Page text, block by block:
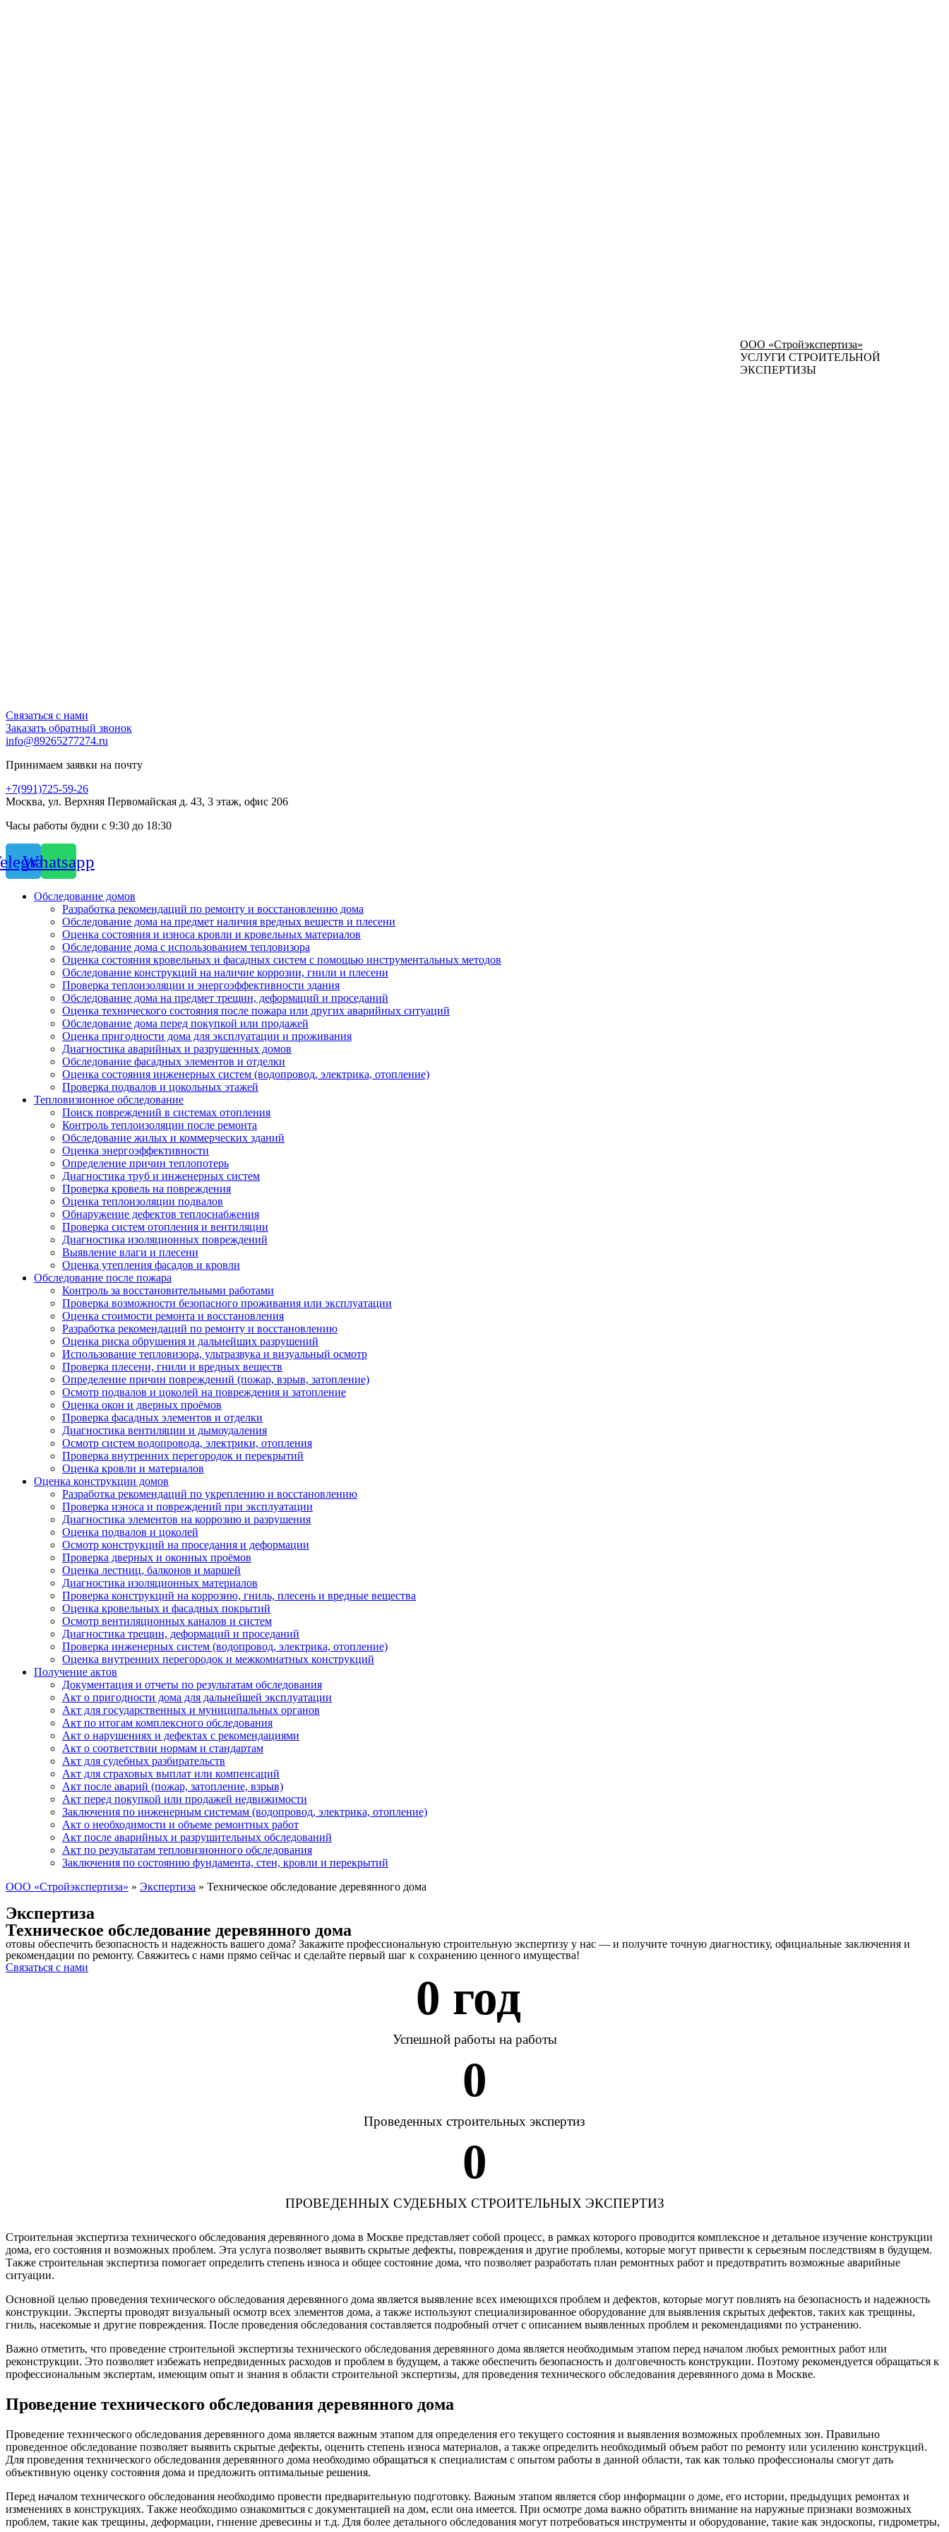
ООО «Стройэкспертиза»
УСЛУГИ СТРОИТЕЛЬНОЙ
ЭКСПЕРТИЗЫ
Связаться с нами
Заказать обратный звонок
info@89265277274.ru
Принимаем заявки на почту
+7(991)725-59-26
Москва, ул. Верхняя Первомайская д. 43, 3 этаж, офис 206
Часы работы будни с 9:30 до 18:30
Whatsapp
Обследование домов
Разработка рекомендаций по ремонту и восстановлению дома
Обследование дома на предмет наличия вредных веществ и плесени
Оценка состояния и износа кровли и кровельных материалов
Обследование дома с использованием тепловизора
Оценка состояния кровельных и фасадных систем с помощью инструментальных методов
Обследование конструкций на наличие коррозии, гнили и плесени
Проверка теплоизоляции и энергоэффективности здания
Обследование дома на предмет трещин, деформаций и проседаний
Оценка технического состояния после пожара или других аварийных ситуаций
Обследование дома перед покупкой или продажей
Оценка пригодности дома для эксплуатации и проживания
Диагностика аварийных и разрушенных домов
Обследование фасадных элементов и отделки
Оценка состояния инженерных систем (водопровод, электрика, отопление)
Проверка подвалов и цокольных этажей
Тепловизионное обследование
Поиск повреждений в системах отопления
Контроль теплоизоляции после ремонта
Обследование жилых и коммерческих зданий
Оценка энергоэффективности
Определение причин теплопотерь
Диагностика труб и инженерных систем
Проверка кровель на повреждения
Оценка теплоизоляции подвалов
Обнаружение дефектов теплоснабжения
Проверка систем отопления и вентиляции
Диагностика изоляционных повреждений
Выявление влаги и плесени
Оценка утепления фасадов и кровли
Обследование после пожара
Контроль за восстановительными работами
Проверка возможности безопасного проживания или эксплуатации
Оценка стоимости ремонта и восстановления
Разработка рекомендаций по ремонту и восстановлению
Оценка риска обрушения и дальнейших разрушений
Использование тепловизора, ультразвука и визуальный осмотр
Проверка плесени, гнили и вредных веществ
Определение причин повреждений (пожар, взрыв, затопление)
Осмотр подвалов и цоколей на повреждения и затопление
Оценка окон и дверных проёмов
Проверка фасадных элементов и отделки
Диагностика вентиляции и дымоудаления
Осмотр систем водопровода, электрики, отопления
Проверка внутренних перегородок и перекрытий
Оценка кровли и материалов
Оценка конструкции домов
Разработка рекомендаций по укреплению и восстановлению
Проверка износа и повреждений при эксплуатации
Диагностика элементов на коррозию и разрушения
Оценка подвалов и цоколей
Осмотр конструкций на проседания и деформации
Проверка дверных и оконных проёмов
Оценка лестниц, балконов и маршей
Диагностика изоляционных материалов
Проверка конструкций на коррозию, гниль, плесень и вредные вещества
Оценка кровельных и фасадных покрытий
Осмотр вентиляционных каналов и систем
Диагностика трещин, деформаций и проседаний
Проверка инженерных систем (водопровод, электрика, отопление)
Оценка внутренних перегородок и межкомнатных конструкций
Получение актов
Документация и отчеты по результатам обследования
Акт о пригодности дома для дальнейшей эксплуатации
Акт для государственных и муниципальных органов
Акт по итогам комплексного обследования
Акт о нарушениях и дефектах с рекомендациями
Акт о соответствии нормам и стандартам
Акт для судебных разбирательств
Акт для страховых выплат или компенсаций
Акт после аварий (пожар, затопление, взрыв)
Акт перед покупкой или продажей недвижимости
Заключения по инженерным системам (водопровод, электрика, отопление)
Акт о необходимости и объеме ремонтных работ
Акт после аварийных и разрушительных обследований
Акт по результатам тепловизионного обследования
Заключения по состоянию фундамента, стен, кровли и перекрытий
ООО «Стройэкспертиза» » Экспертиза » Техническое обследование деревянного дома
Экспертиза
Техническое обследование деревянного дома
отовы обеспечить безопасность и надежность вашего дома? Закажите профессиональную строительную экспертизу у нас — и получите точную диагностику, официальные заключения и
рекомендации по ремонту. Свяжитесь с нами прямо сейчас и сделайте первый шаг к сохранению ценного имущества!
Связаться с нами
0 год
Успешной работы на работы
0
Проведенных строительных экспертиз
0
ПРОВЕДЕННЫХ СУДЕБНЫХ СТРОИТЕЛЬНЫХ ЭКСПЕРТИЗ
Строительная экспертиза технического обследования деревянного дома в Москве представляет собой процесс, в рамках которого проводится комплексное и детальное изучение конструкции
дома, его состояния и возможных проблем. Эта услуга позволяет выявить скрытые дефекты, повреждения и другие проблемы, которые могут привести к серьезным последствиям в будущем.
Также строительная экспертиза помогает определить степень износа и общее состояние дома, что позволяет разработать план ремонтных работ и предотвратить возможные аварийные
ситуации.
Основной целью проведения технического обследования деревянного дома является выявление всех имеющихся проблем и дефектов, которые могут повлиять на безопасность и надежность
конструкции. Эксперты проводят визуальный осмотр всех элементов дома, а также используют специализированное оборудование для выявления скрытых дефектов, таких как трещины,
гниль, насекомые и другие повреждения. После проведения обследования составляется подробный отчет с описанием выявленных проблем и рекомендациями по устранению.
Важно отметить, что проведение строительной экспертизы технического обследования деревянного дома является необходимым этапом перед началом любых ремонтных работ или
реконструкции. Это позволяет избежать непредвиденных расходов и проблем в будущем, а также обеспечить безопасность и долговечность конструкции. Поэтому рекомендуется обращаться к
профессиональным экспертам, имеющим опыт и знания в области строительной экспертизы, для проведения технического обследования деревянного дома в Москве.
Проведение технического обследования деревянного дома
Проведение технического обследования деревянного дома является важным этапом для определения его текущего состояния и выявления возможных проблемных зон. Правильно
проведенное обследование позволяет выявить скрытые дефекты, оценить степень износа материалов, а также определить необходимый объем работ по ремонту или усилению конструкций.
Для проведения технического обследования деревянного дома необходимо обращаться к специалистам с опытом работы в данной области, так как только профессионалы смогут дать
объективную оценку состояния дома и предложить оптимальные решения.
Перед началом технического обследования необходимо провести предварительную подготовку. Важным этапом является сбор информации о доме, его истории, предыдущих ремонтах и
изменениях в конструкциях. Также необходимо ознакомиться с документацией на дом, если она имеется. При осмотре дома важно обратить внимание на наружные признаки возможных
проблем, такие как трещины, деформации, гниение древесины и т.д. Для более детального обследования могут потребоваться инструменты и оборудование, такие как эндоскопы, гидрометры,